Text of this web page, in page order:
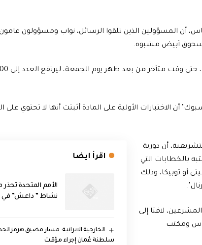
أن المسؤولين الذين تلقوا الرسائل، نواب ومسؤولون عامون
مسحوق أبيض مشبوه.
أن الاختبارات الأولية على المادة أثبتت أنها لا تحتوي على
اقرأ ايضا
الأمم المتحدة
نشاط ” داعش” في
الخارجية الايرانية: مسار مضيق هرمز
سلطنة عُمان إجراء مؤقت
أن دورية
بالخطابات التي
أو توبيكا، وذلك
لافتا إلى
ومكتب